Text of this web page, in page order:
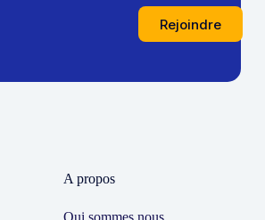
Rejoindre
A propos